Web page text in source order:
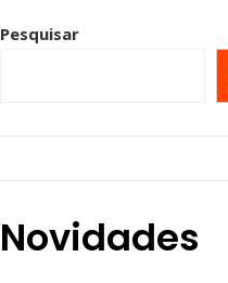
Pesquisar
Novidades